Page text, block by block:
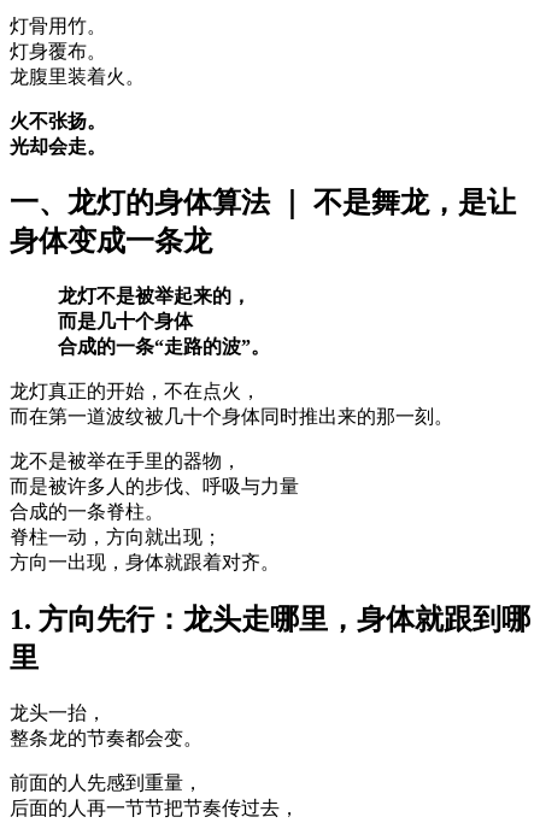
灯骨用竹。
灯身覆布。
龙腹里装着火。
火不张扬。
光却会走。
一、龙灯的身体算法 ｜ 不是舞龙，是让
身体变成一条龙
龙灯不是被举起来的，
而是几十个身体
合成的一条“走路的波”。
龙灯真正的开始，不在点火，
而在第一道波纹被几十个身体同时推出来的那一刻。
龙不是被举在手里的器物，
而是被许多人的步伐、呼吸与力量
合成的一条脊柱。
脊柱一动，方向就出现；
方向一出现，身体就跟着对齐。
1. 方向先行：龙头走哪里，身体就跟到哪
里
龙头一抬，
整条龙的节奏都会变。
前面的人先感到重量，
后面的人再一节节把节奏传过去，